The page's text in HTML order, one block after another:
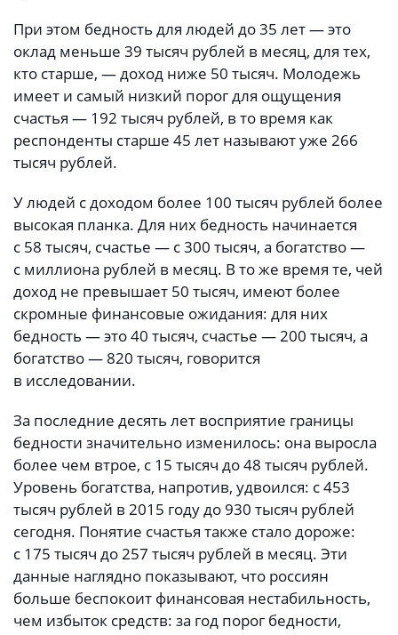
При этом бедность для людей до 35 лет — это
оклад меньше 39 тысяч рублей в месяц, для тех,
кто старше, — доход ниже 50 тысяч. Молодежь
имеет и самый низкий порог для ощущения
счастья — 192 тысяч рублей, в то время как
респонденты старше 45 лет называют уже 266
тысяч рублей.
У людей с доходом более 100 тысяч рублей более
высокая планка. Для них бедность начинается
с 58 тысяч, счастье — с 300 тысяч, а богатство —
с миллиона рублей в месяц. В то же время те, чей
доход не превышает 50 тысяч, имеют более
скромные финансовые ожидания: для них
бедность — это 40 тысяч, счастье — 200 тысяч, а
богатство — 820 тысяч, говорится
в исследовании.
За последние десять лет восприятие границы
бедности значительно изменилось: она выросла
более чем втрое, с 15 тысяч до 48 тысяч рублей.
Уровень богатства, напротив, удвоился: с 453
тысяч рублей в 2015 году до 930 тысяч рублей
сегодня. Понятие счастья также стало дороже:
с 175 тысяч до 257 тысяч рублей в месяц. Эти
данные наглядно показывают, что россиян
больше беспокоит финансовая нестабильность,
чем избыток средств: за год порог бедности,